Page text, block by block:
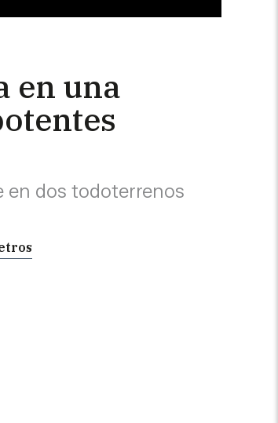
en una
en dos todoterrenos